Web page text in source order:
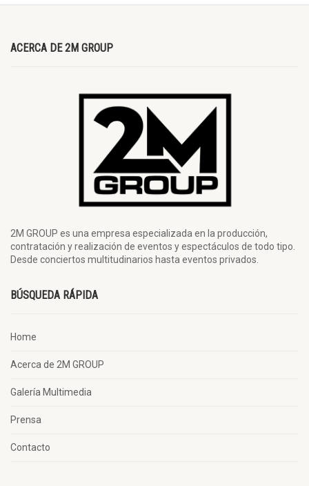
ACERCA DE 2M GROUP
2M GROUP es una empresa especializada en la producción,
contratación y realización de eventos y espectáculos de todo tipo.
Desde conciertos multitudinarios hasta eventos privados.
BÚSQUEDA RÁPIDA
Home
Acerca de 2M GROUP
Galería Multimedia
Prensa
Contacto